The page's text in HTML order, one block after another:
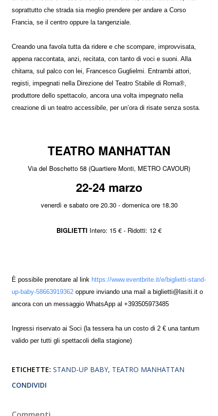
soprattutto che strada sia meglio prendere per andare a Corso
Francia, se il centro oppure la tangenziale.
Creando una favola tutta da ridere e che scompare, improvvisata,
appena raccontata, anzi, recitata, con tanto di voci e suoni. Alla
chitarra, sul palco con lei, Francesco Guglielmi. Entrambi attori,
registi, impegnati nella Direzione del Teatro Stabile di Roma®,
produttore dello spettacolo, ancora una volta impegnato nella
creazione di un teatro accessibile, per un’ora di risate senza sosta.
TEATRO MANHATTAN
Via del Boschetto 58 (Quartiere Monti, METRO CAVOUR)
22-24 marzo
venerdì e sabato ore 20.30 - domenica ore 18.30
BIGLIETTI Intero: 15 € - Ridotti: 12 €
È possibile prenotare al link https://www.eventbrite.it/e/biglietti-stand-
up-baby-58663919362 oppure inviando una mail a biglietti@lasiti.it o
ancora con un messaggio WhatsApp al +393505973485
Ingressi riservato ai Soci (la tessera ha un costo di 2 € una tantum
valido per tutti gli spettacoli della stagione)
ETICHETTE: STAND-UP BABY TEATRO MANHATTAN
CONDIVIDI